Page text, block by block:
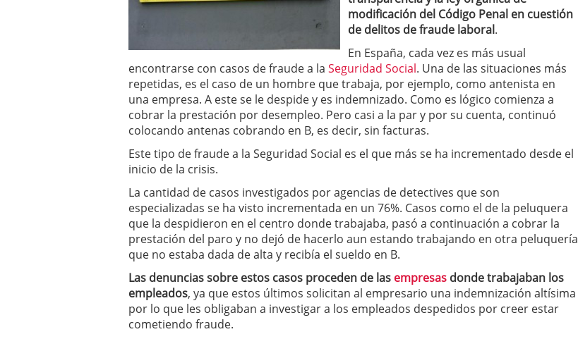
errores abril 10, 2025
modificación del Código Penal en cuestión
de delitos de fraude laboral.
En España, cada vez es más usual
encontrarse con casos de fraude a la Seguridad Social. Una de las situaciones más
repetidas, es el caso de un hombre que trabaja, por ejemplo, como antenista en
una empresa. A este se le despide y es indemnizado. Como es lógico comienza a
cobrar la prestación por desempleo. Pero casi a la par y por su cuenta, continuó
colocando antenas cobrando en B, es decir, sin facturas.
Este tipo de fraude a la Seguridad Social es el que más se ha incrementado desde el
inicio de la crisis.
La cantidad de casos investigados por agencias de detectives que son
especializadas se ha visto incrementada en un 76%. Casos como el de la peluquera
que la despidieron en el centro donde trabajaba, pasó a continuación a cobrar la
prestación del paro y no dejó de hacerlo aun estando trabajando en otra peluquería
que no estaba dada de alta y recibía el sueldo en B.
Las denuncias sobre estos casos proceden de las empresas donde trabajaban los
empleados, ya que estos últimos solicitan al empresario una indemnización altísima
por lo que les obligaban a investigar a los empleados despedidos por creer estar
cometiendo fraude.